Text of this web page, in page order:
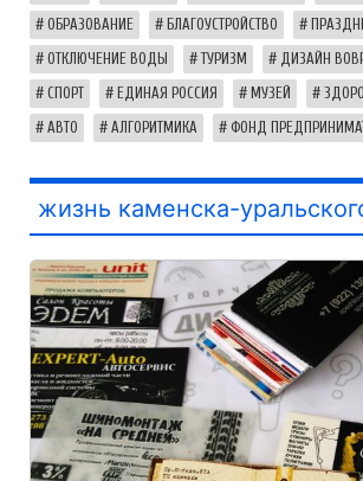
ОБРАЗОВАНИЕ БЛАГОУСТРОЙСТВО
ОТКЛЮЧЕНИЕ ВОДЫ ТУРИЗМ ДИЗАЙН
СПОРТ ЕДИНАЯ РОССИЯ МУЗЕЙ
АВТО АЛГОРИТМИКА ФОНД
жизнь каменска-